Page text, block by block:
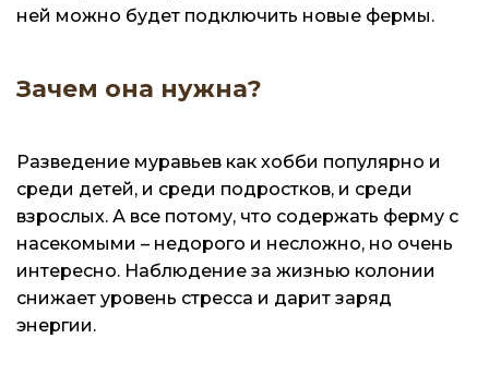
ней можно будет подключить новые фермы.
Зачем она нужна?
Разведение муравьев как хобби популярно и
среди детей, и среди подростков, и среди
взрослых. А все потому, что содержать ферму с
насекомыми – недорого и несложно, но очень
интересно. Наблюдение за жизнью колонии
снижает уровень стресса и дарит заряд
энергии.